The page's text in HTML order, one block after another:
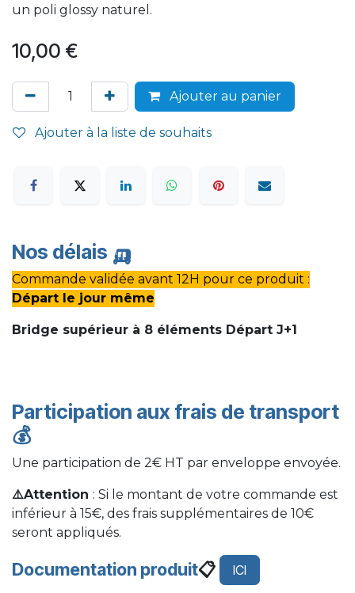
un poli glossy naturel.
10,00 €
Ajouter au panier
Ajouter à la liste de souhaits
Nos délais 🛺
Commande validée avant 12H pour ce produit :
Départ le jour même
Bridge supérieur à 8 éléments Départ J+1
Participation aux frais de transport
💰
Une participation de 2€ HT par enveloppe envoyée.
⚠️Attention : Si le montant de votre commande est
inférieur à 15€, des frais supplémentaires de 10€
seront appliqués.
Documentation produit📋 ICI